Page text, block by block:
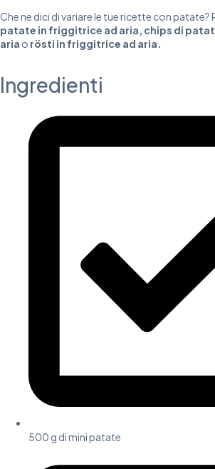
Che ne dici di variare le tue ricette con patate?
patate in friggitrice ad aria, chips di
aria o rösti in friggitrice ad aria.
Ingredienti
500 g di mini patate